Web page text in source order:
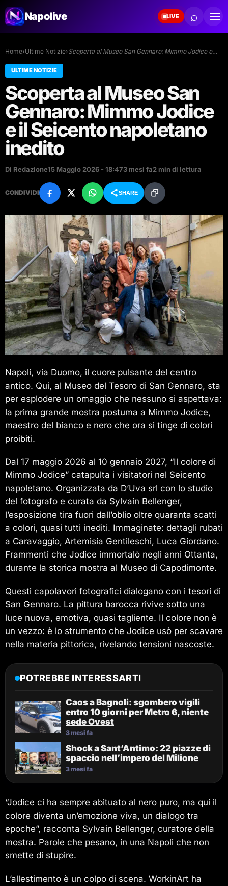
Napolive LIVE ⌕
Home›Ultime Notizie›Scoperta al Museo San Gennaro: Mimmo Jodice e…
ULTIME NOTIZIE
Scoperta al Museo San
Gennaro: Mimmo Jodice
e il Seicento napoletano
inedito
Di Redazione15 Maggio 2026 - 18:473 mesi fa2 min di lettura
CONDIVIDI SHARE
Napoli, via Duomo, il cuore pulsante del centro
antico. Qui, al Museo del Tesoro di San Gennaro, sta
per esplodere un omaggio che nessuno si aspettava:
la prima grande mostra postuma a Mimmo Jodice,
maestro del bianco e nero che ora si tinge di colori
proibiti.
Dal 17 maggio 2026 al 10 gennaio 2027, “Il colore di
Mimmo Jodice” catapulta i visitatori nel Seicento
napoletano. Organizzata da D’Uva srl con lo studio
del fotografo e curata da Sylvain Bellenger,
l’esposizione tira fuori dall’oblio oltre quaranta scatti
a colori, quasi tutti inediti. Immaginate: dettagli rubati
a Caravaggio, Artemisia Gentileschi, Luca Giordano.
Frammenti che Jodice immortalò negli anni Ottanta,
durante la storica mostra al Museo di Capodimonte.
Questi capolavori fotografici dialogano con i tesori di
San Gennaro. La pittura barocca rivive sotto una
luce nuova, emotiva, quasi tagliente. Il colore non è
un vezzo: è lo strumento che Jodice usò per scavare
nella materia pittorica, rivelando tensioni nascoste.
POTREBBE INTERESSARTI
Caos a Bagnoli: sgombero vigili
entro 10 giorni per Metro 6, niente
sede Ovest
3 mesi fa
Shock a Sant’Antimo: 22 piazze di
spaccio nell’impero del Milione
3 mesi fa
“Jodice ci ha sempre abituato al nero puro, ma qui il
colore diventa un’emozione viva, un dialogo tra
epoche”, racconta Sylvain Bellenger, curatore della
mostra. Parole che pesano, in una Napoli che non
smette di stupire.
L’allestimento è un colpo di scena. WorkinArt ha